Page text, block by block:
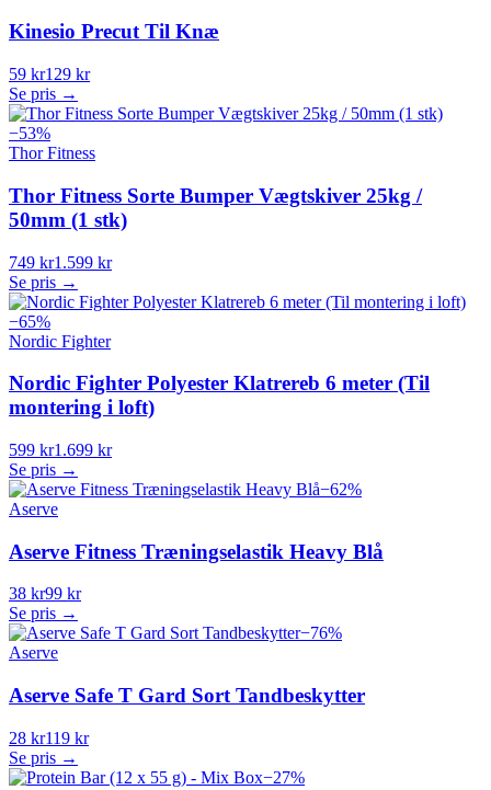
Kinesio Precut Til Knæ
59 kr129 kr
Se pris →
−53%
Thor Fitness
Thor Fitness Sorte Bumper Vægtskiver 25kg /
50mm (1 stk)
749 kr1.599 kr
Se pris →
−65%
Nordic Fighter
Nordic Fighter Polyester Klatrereb 6 meter (Til
montering i loft)
599 kr1.699 kr
Se pris →
−62%
Aserve
Aserve Fitness Træningselastik Heavy Blå
38 kr99 kr
Se pris →
−76%
Aserve
Aserve Safe T Gard Sort Tandbeskytter
28 kr119 kr
Se pris →
−27%